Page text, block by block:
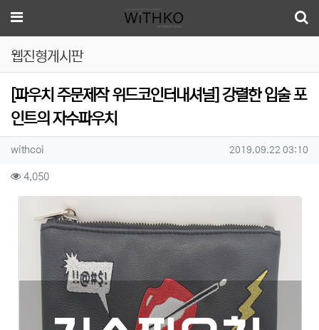
메뉴
웹진형게시판
[파우치 주문제작 위드코인터내셔널] 강렬한 입술 포
인트의 자수파우치
작성자 정보
withcoi 작성일
2019.09.22 03:10
컨텐츠 정보
4,050조회